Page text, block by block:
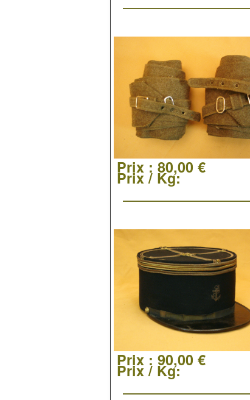
Prix : 80,00 €
Prix / Kg:
Prix : 90,00 €
Prix / Kg: